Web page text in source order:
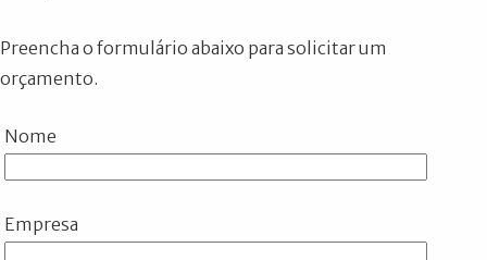
Preencha o formulário abaixo para solicitar um
orçamento.
Nome
Empresa